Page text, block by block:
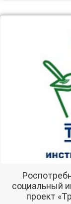
социальный
проект